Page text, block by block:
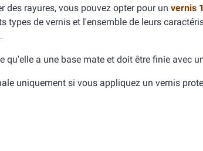
des rayures, vous pouvez opter pour un vernis
de vernis et l'ensemble de leurs
.
qu'elle a une base mate et doit être finie avec
uniquement si vous appliquez un vernis